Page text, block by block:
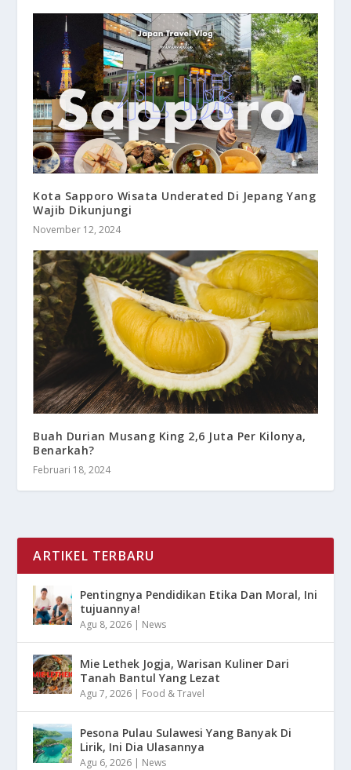
Kota Sapporo Wisata Underated Di Jepang Yang
Wajib Dikunjungi
November 12, 2024
Buah Durian Musang King 2,6 Juta Per Kilonya,
Benarkah?
Februari 18, 2024
ARTIKEL TERBARU
Pentingnya Pendidikan Etika Dan Moral, Ini
tujuannya!
Agu 8, 2026 | News
Mie Lethek Jogja, Warisan Kuliner Dari
Tanah Bantul Yang Lezat
Agu 7, 2026 | Food & Travel
Pesona Pulau Sulawesi Yang Banyak Di
Lirik, Ini Dia Ulasannya
Agu 6, 2026 | News